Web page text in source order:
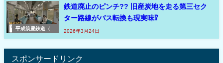
平成筑豊鉄道（鉄
鉄道廃止のピンチ?? 旧産炭地を走る第三セク
ター路線がバス転換も現実味⁉
2026年3月24日
スポンサードリンク